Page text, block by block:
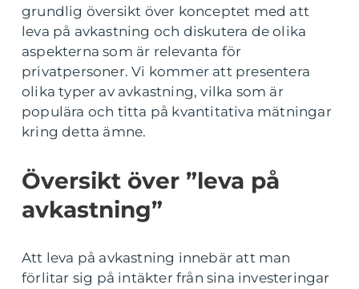
grundlig översikt över konceptet med att
leva på avkastning och diskutera de olika
aspekterna som är relevanta för
privatpersoner. Vi kommer att presentera
olika typer av avkastning, vilka som är
populära och titta på kvantitativa mätningar
kring detta ämne.
Översikt över ”leva på
avkastning”
Att leva på avkastning innebär att man
förlitar sig på intäkter från sina investeringar